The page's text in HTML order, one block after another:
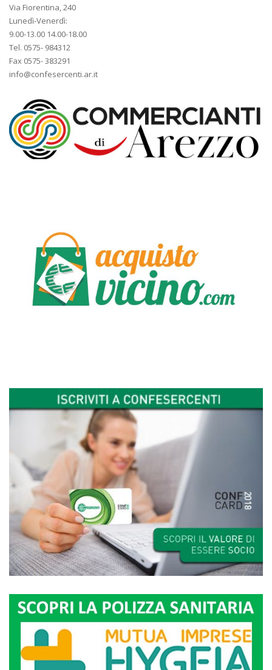
Via Fiorentina, 240
Lunedì-Venerdì:
9.00-13.00 14.00-18.00
Tel. 0575- 984312
Fax 0575- 383291
info@confesercenti.ar.it